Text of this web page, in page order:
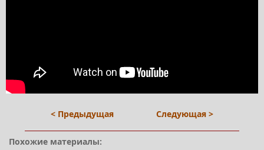
< Предыдущая Следующая >
Похожие материалы: